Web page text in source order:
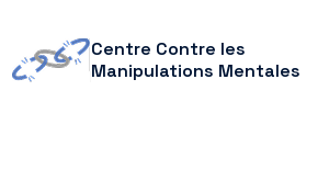
Centre Contre les
Manipulations Mentales